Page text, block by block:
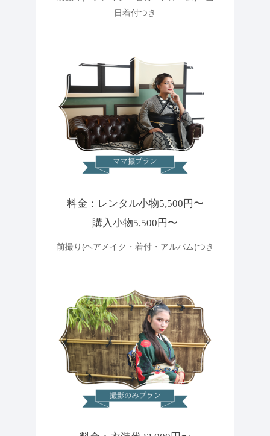
日着付つき
料金：レンタル小物5,500円〜
購入小物5,500円〜
前撮り(ヘアメイク・着付・アルバム)つき